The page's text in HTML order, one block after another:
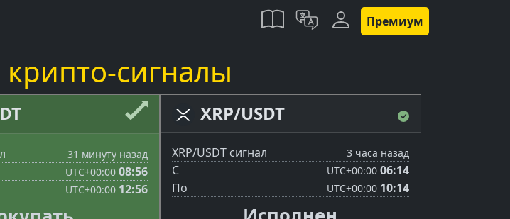
Премиум
сигналы
31 минуту назад
UTC+00:00 08:56
UTC+00:00 12:56
XRP/USDT
XRP/USDT сигнал 3 часа назад
С UTC+00:00 06:14
По
UTC+00:00 10:14